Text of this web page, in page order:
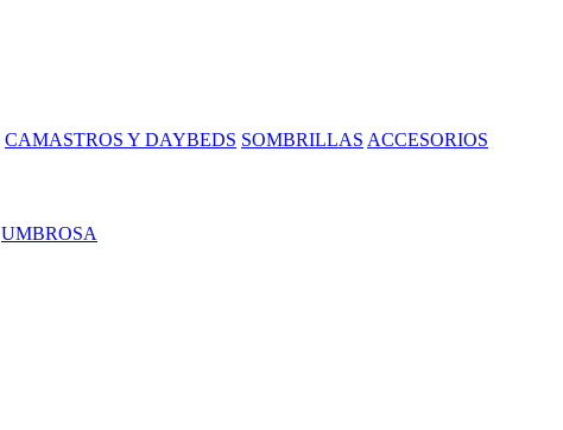
CAMASTROS Y DAYBEDS SOMBRILLAS ACCESORIOS
UMBROSA